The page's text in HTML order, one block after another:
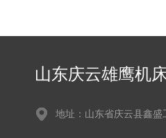
山东庆云雄鹰机
地址：山东省庆云县鑫盛